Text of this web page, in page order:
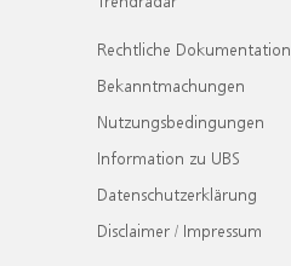
Rechtliche Dokumentation
Bekanntmachungen
Nutzungsbedingungen
Information zu UBS
Datenschutzerklärung
Disclaimer / Impressum